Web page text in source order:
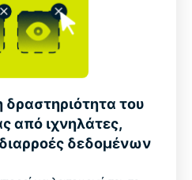
του
από ιχνηλάτες,
δεδομένων